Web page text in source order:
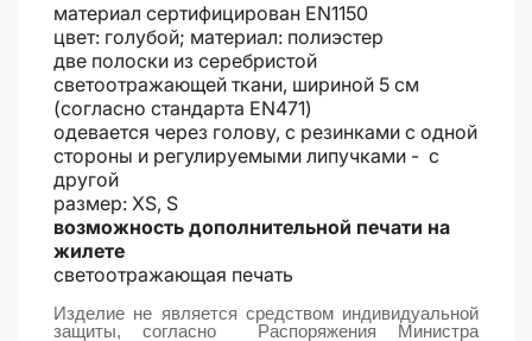
материал сертифицирован EN1150
цвет: голубой; материал: полиэстер
две полоски из серебристой
светоотражающей ткани, шириной 5 см
(согласно стандарта EN471)
одевается через голову, с резинками с одной
стороны и регулируемыми липучками - с
другой
размер: XS, S
возможность дополнительной печати на
жилете
светоотражающая печать
Изделие не является средством индивидуальной
защиты, согласно Распоряжения Министра